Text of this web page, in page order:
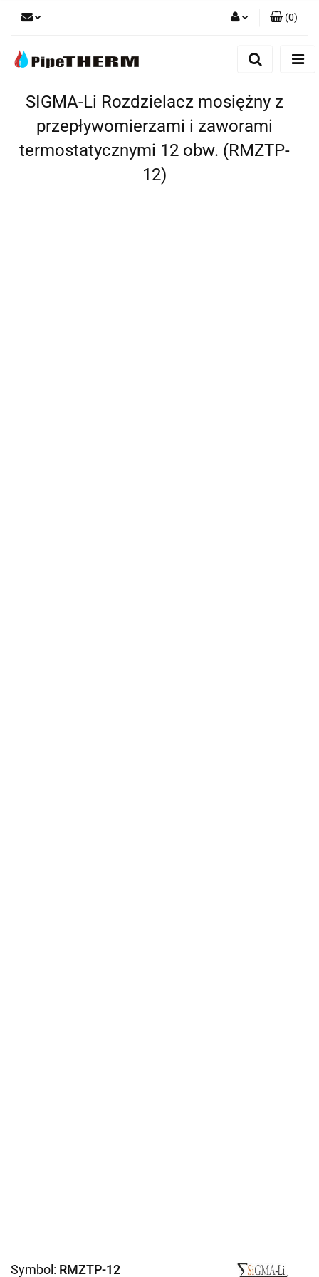
Dodaj zgłoszenie
(0)
SIGMA-Li Rozdzielacz mosiężny z
przepływomierzami i zaworami
termostatycznymi 12 obw. (RMZTP-
12)
Symbol: RMZTP-12